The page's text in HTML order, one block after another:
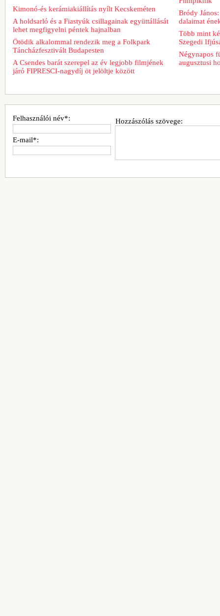
Kimonó-és kerámiakiállítás nyílt Kecskeméten
A holdsarló és a Fiastyúk csillagainak együttállását
lehet megfigyelni péntek hajnalban
Ötödik alkalommal rendezik meg a Folkpark
Táncházfesztivált Budapesten
A Csendes barát szerepel az év legjobb filmjének
járó FIPRESCI-nagydíj öt jelöltje között
Bródy
dalaimat
Több mint
Szegedi
Négynapos
augusztusi
Hozzászólás szövege:
Felhasználói név*:
E-mail*: